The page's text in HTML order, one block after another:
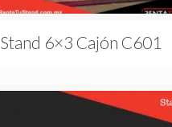
Stand 6×3 Cajón C601